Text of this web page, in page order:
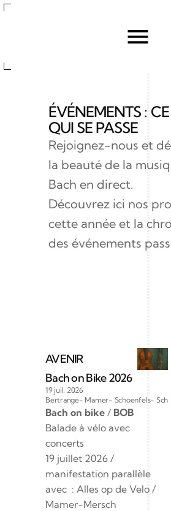
ÉVÉNEMENTS : CE
QUI SE PASSE
Rejoignez-nous et
la beauté de la
Bach en direct.
Découvrez ici nos
cette année et la
des événements
AVENIR
Bach on Bike 2026
19 juil. 2026
Bertrange- Mamer- Schoenfels-
Bach on bike /
Balade à vélo avec
concerts
19 juillet 2026 /
manifestation parallèle
avec  : Alles op de Velo /
Mamer-Mersch